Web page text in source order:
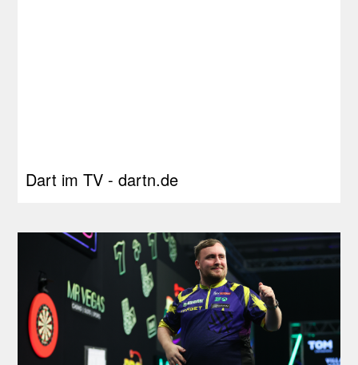
Dart im TV - dartn.de